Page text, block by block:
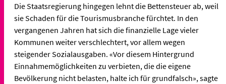
Die Staatsregierung hingegen lehnt die Bettensteuer ab, weil
sie Schaden für die Tourismusbranche fürchtet. In den
vergangenen Jahren hat sich die finanzielle Lage vieler
Kommunen weiter verschlechtert, vor allem wegen
steigender Sozialausgaben. «Vor diesem Hintergrund
Einnahmemöglichkeiten zu verbieten, die die eigene
Bevölkerung nicht belasten, halte ich für grundfalsch», sagte